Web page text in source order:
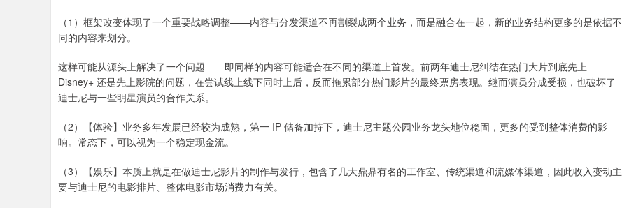
（1）框架改变体现了一个重要战略调整——内容与分发渠道不再割裂成两个业务，而是融合在一起，新的业务结构更多的是依据不
同的内容来划分。
这样可能从源头上解决了一个问题——即同样的内容可能适合在不同的渠道上首发。前两年迪士尼纠结在热门大片到底先上
Disney+ 还是先上影院的问题，在尝试线上线下同时上后，反而拖累部分热门影片的最终票房表现。继而演员分成受损，也破坏了
迪士尼与一些明星演员的合作关系。
（2）【体验】业务多年发展已经较为成熟，第一 IP 储备加持下，迪士尼主题公园业务龙头地位稳固，更多的受到整体消费的影
响。常态下，可以视为一个稳定现金流。
（3）【娱乐】本质上就是在做迪士尼影片的制作与发行，包含了几大鼎鼎有名的工作室、传统渠道和流媒体渠道，因此收入变动主
要与迪士尼的电影排片、整体电影市场消费力有关。